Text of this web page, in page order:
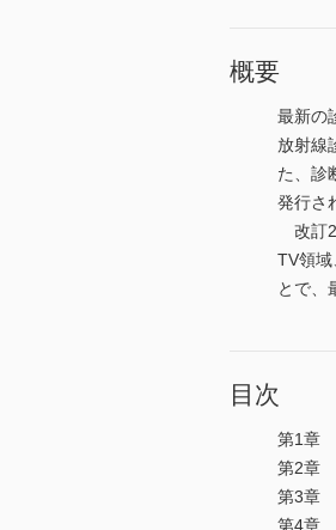
概要
最新の
放射線
た、診
発行さ
改訂2
TV領
とで、
目次
第1章
第2章
第3章
第4章